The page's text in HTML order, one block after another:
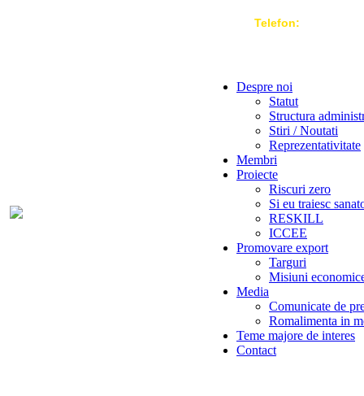
Telefon:
Despre noi
Statut
Structura
Stiri / Noutati
Reprezentativitate
Membri
Proiecte
Riscuri zero
Si eu traiesc
RESKILL
ICCEE
Promovare export
Targuri
Misiuni
Media
Comunicate de
Romalimenta in
Teme majore de interes
Contact